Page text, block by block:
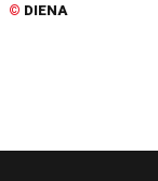
© DIENA